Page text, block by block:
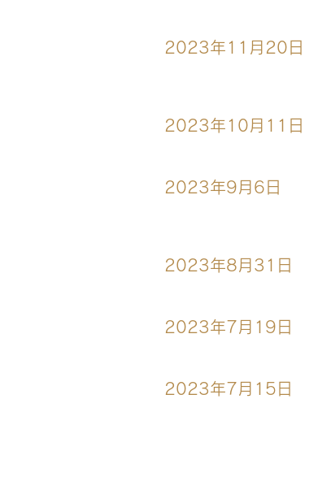
2023年11月20日
2023年10月11日
2023年9月6日
2023年8月31日
2023年7月19日
2023年7月15日